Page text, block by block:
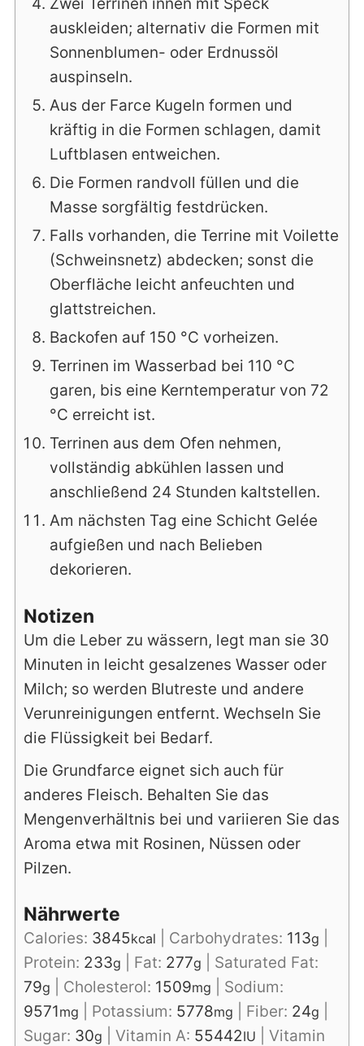
Zwei Terrinen innen mit Speck
auskleiden; alternativ die Formen mit
Sonnenblumen- oder Erdnussöl
auspinseln.
Aus der Farce Kugeln formen und
kräftig in die Formen schlagen, damit
Luftblasen entweichen.
Die Formen randvoll füllen und die
Masse sorgfältig festdrücken.
Falls vorhanden, die Terrine mit Voilette
(Schweinsnetz) abdecken; sonst die
Oberfläche leicht anfeuchten und
glattstreichen.
Backofen auf 150 °C vorheizen.
Terrinen im Wasserbad bei 110 °C
garen, bis eine Kerntemperatur von 72
°C erreicht ist.
Terrinen aus dem Ofen nehmen,
vollständig abkühlen lassen und
anschließend 24 Stunden kaltstellen.
Am nächsten Tag eine Schicht Gelée
aufgießen und nach Belieben
dekorieren.
Notizen
Um die Leber zu wässern, legt man sie 30
Minuten in leicht gesalzenes Wasser oder
Milch; so werden Blutreste und andere
Verunreinigungen entfernt. Wechseln Sie
die Flüssigkeit bei Bedarf.
Die Grundfarce eignet sich auch für
anderes Fleisch. Behalten Sie das
Mengenverhältnis bei und variieren Sie das
Aroma etwa mit Rosinen, Nüssen oder
Pilzen.
Nährwerte
Calories: 3845kcal Carbohydrates: 113g
Protein: 233g Fat: 277g
Saturated Fat:
79g Cholesterol: 1509mg
Sodium:
9571mg Potassium: 5778mg Fiber: 24g
Sugar: 30g Vitamin A: 55442IU
Vitamin